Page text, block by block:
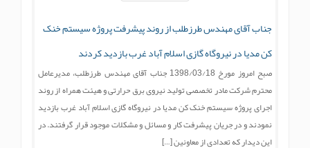
جناب آقای مهندس طرزطلب از روند پیشرفت پروژه سیستم خنک
کن مدیا در نیروگاه گازی اسلام آباد غرب بازدید کردند
صبح امروز مورخ 1398/03/18 جناب آقای مهندس طرزطلب، مدیرعامل
محترم شرکت مادر تخصصی تولید نیروی برق حرارتی و هیئت همراه از روند
اجرای پروژه سیستم خنک کن مدیا در نیروگاه گازی اسلام آباد غرب بازدید
نمودند و در جریان پیشرفت کار و مسائل و مشکلات موجود قرار گرفتند. در
این دیدار که تعدادی از معاونین […]